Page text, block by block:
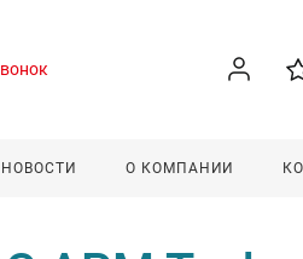
НОВОСТИ О КОМПАНИИ